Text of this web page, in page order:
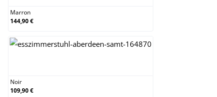
Marron
144,90 €
Noir
109,90 €